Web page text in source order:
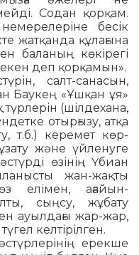
Содан қорқам.
бесік
жатқанда құла­ғына
ба­ланың көкірегі
деп қорқамын».
салт-са­насын,
Бау­кең «Ұшқан ұя»
(шілдехана,
отырғызу, атқа
т.б.) керемет көр­
және үйленуге
өзінің Үбиан
жан-жақты
елімен, ағайын-
сыңсу, жұбату
ауылдағы жар-жар,
кел­тіріл­ген.
ерекше